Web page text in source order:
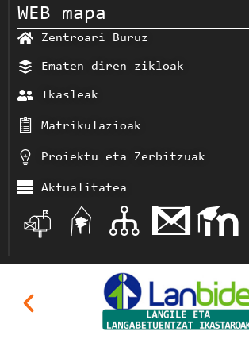
WEB mapa
Zentroari Buruz
Ematen diren zikloak
Ikasleak
Matrikulazioak
Proiektu eta Zerbitzuak
Aktualitatea